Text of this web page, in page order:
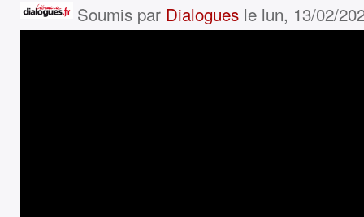
Soumis par Dialoguesle lun, 13/02/